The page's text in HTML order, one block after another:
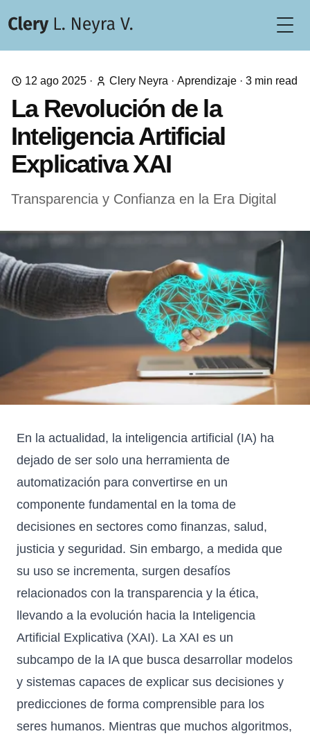
12 ago 2025 · Clery Neyra · Aprendizaje · 3 min read
La Revolución de la
Inteligencia Artificial
Explicativa XAI
Transparencia y Confianza en la Era Digital
En la actualidad, la inteligencia artificial (IA) ha
dejado de ser solo una herramienta de
automatización para convertirse en un
componente fundamental en la toma de
decisiones en sectores como finanzas, salud,
justicia y seguridad. Sin embargo, a medida que
su uso se incrementa, surgen desafíos
relacionados con la transparencia y la ética,
llevando a la evolución hacia la Inteligencia
Artificial Explicativa (XAI). La XAI es un
subcampo de la IA que busca desarrollar modelos
y sistemas capaces de explicar sus decisiones y
predicciones de forma comprensible para los
seres humanos. Mientras que muchos algoritmos,